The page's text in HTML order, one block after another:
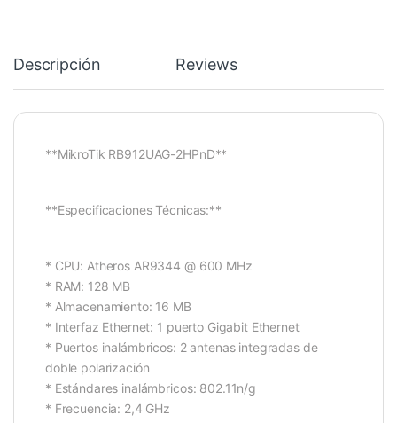
Descripción Reviews
**MikroTik RB912UAG-2HPnD**
**Especificaciones Técnicas:**
* CPU: Atheros AR9344 @ 600 MHz
* RAM: 128 MB
* Almacenamiento: 16 MB
* Interfaz Ethernet: 1 puerto Gigabit Ethernet
* Puertos inalámbricos: 2 antenas integradas de
doble polarización
* Estándares inalámbricos: 802.11n/g
* Frecuencia: 2,4 GHz